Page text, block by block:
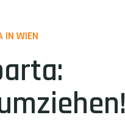
IN WIEN